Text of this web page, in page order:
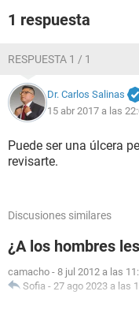
1 respuesta
RESPUESTA 1 / 1
Dr. Carlos Salinas
15 abr 2017 a las
Puede ser una úlcera
revisarte.
Discusiones similares
¿A los hombres
camacho - 8 jul 2012 a las
Sofia - 27 ago 2023 a las